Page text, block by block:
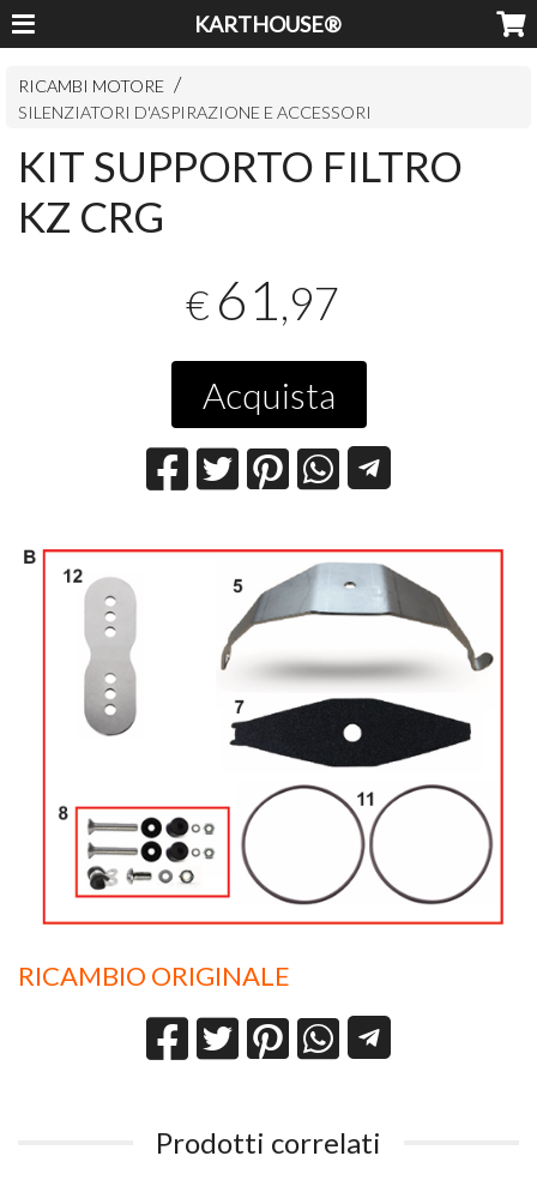
KARTHOUSE®
RICAMBI MOTORE
SILENZIATORI D'ASPIRAZIONE E ACCESSORI
KIT SUPPORTO FILTRO
KZ CRG
€ 61 ,97
Acquista
RICAMBIO ORIGINALE
Prodotti correlati